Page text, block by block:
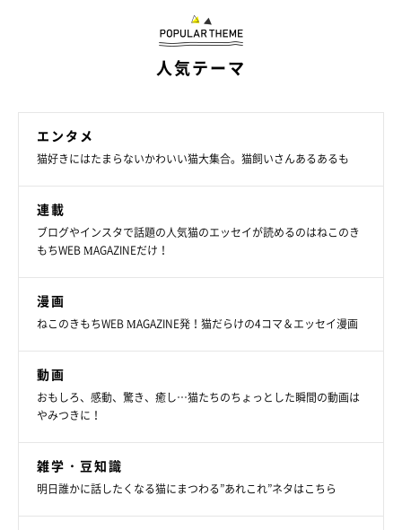
くつろいでいるしいちゃん
大きな体に成長したしいちゃんは、どんな性格のコなのでしょう
か。
飼い主さん：
「優等生？ってゴハン＆オヤツのときにすごく思っちゃいます。
距離をとってじっと待っていて、『しいのだよ』って言わないと
食べません。他のコがしいのゴハンに近づくと『ひとのを取ると
痛い目みるにゃ！』って重ーいパンチをお見舞いしています」
人気テーマ
エンタメ
猫好きにはたまらないかわいい猫大集合。猫飼いさんあるあるも
連載
ブログやインスタで話題の人気猫のエッセイが読めるのはねこのき
もちWEB MAGAZINEだけ！
漫画
ねこのきもちWEB MAGAZINE発！猫だらけの4コマ＆エッセイ漫画
動画
おもしろ、感動、驚き、癒し…猫たちのちょっとした瞬間の動画は
やみつきに！
雑学・豆知識
明日誰かに話したくなる猫にまつわる”あれこれ”ネタはこちら